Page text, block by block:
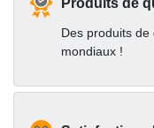
Des produits
mondiaux !